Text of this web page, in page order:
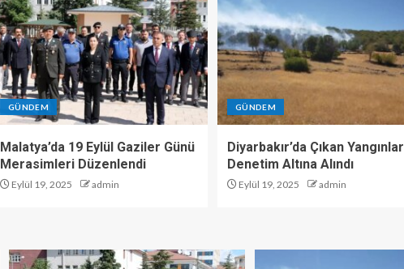
GÜNDEM
Malatya’da 19 Eylül Gaziler Günü
Merasimleri Düzenlendi
Eylül 19, 2025 admin
GÜNDEM
Diyarbakır’da Çıkan Yangınlar
Denetim Altına Alındı
Eylül 19, 2025 admin